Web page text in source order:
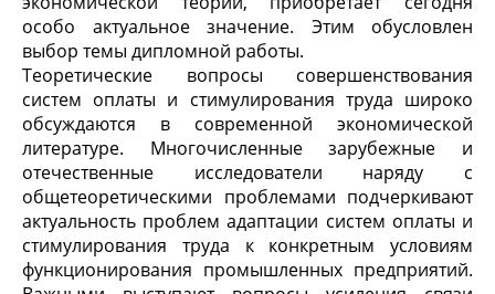
особо актуальное значение. Этим обусловлен
выбор темы дипломной работы.
Теоретические вопросы совершенствования
систем оплаты и стимулирования труда широко
обсуждаются в современной экономической
литературе. Многочисленные зарубежные и
отечественные исследователи наряду с
общетеоретическими проблемами подчеркивают
актуальность проблем адаптации систем оплаты и
стимулирования труда к конкретным условиям
функционирования промышленных предприятий.